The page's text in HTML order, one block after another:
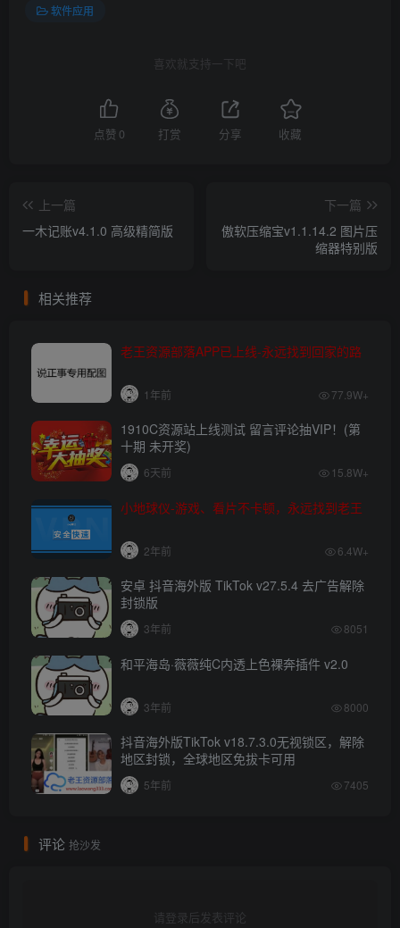
软件应用
喜欢就支持一下吧
点赞 0 打赏 分享 收藏
上一篇
一木记账v4.1.0 高级精简版
下一篇
傲软压缩宝v1.1.14.2 图片压
缩器特别版
相关推荐
老王资源部落APP已上线-永远找到回家的路
1年前 77.9W+
1910C资源站上线测试 留言评论抽VIP！(第
十期 未开奖)
6天前 15.8W+
小地球仪-游戏、看片不卡顿，永远找到老王
2年前 6.4W+
安卓 抖音海外版 TikTok v27.5.4 去广告解除
封锁版
3年前 8051
和平海岛·薇薇纯C内透上色裸奔插件 v2.0
3年前 8000
抖音海外版TikTok v18.7.3.0无视锁区，解除
地区封锁，全球地区免拔卡可用
5年前 7405
评论 抢沙发
请登录后发表评论